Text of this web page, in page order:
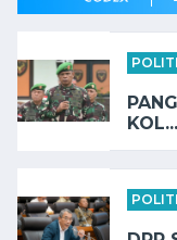
KOL...